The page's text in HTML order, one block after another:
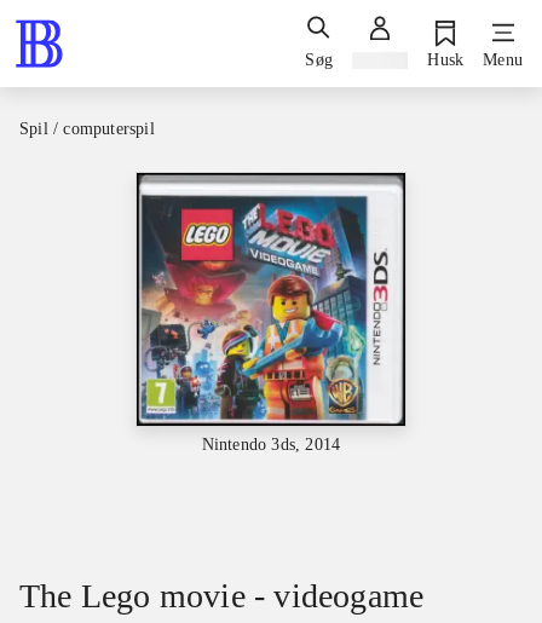
Søg Husk Menu
Spil / computerspil
Nintendo 3ds, 2014
The Lego movie - videogame